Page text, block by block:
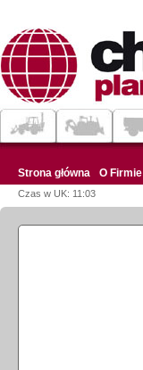
Strona główna O Firmie
Czas w UK: 11:03